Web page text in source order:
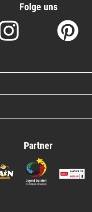
Folge uns
Partner